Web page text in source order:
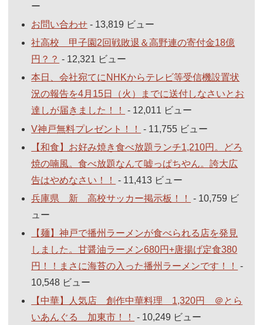
ー
お問い合わせ - 13,819 ビュー
社高校 甲子園2回戦敗退＆高野連の寄付金18億
円？？ - 12,321 ビュー
本日、会社宛てにNHKからテレビ等受信機設置状
況の報告を4月15日（火）までに送付しなさいとお
達しが届きました！！
- 12,011 ビュー
V神戸無料プレゼント！！
- 11,755 ビュー
【和食】お好み焼き食べ放題ランチ1,210円。どろ
焼の喃風。食べ放題なんて嘘っぱちやん。誇大広
告はやめなさい！！
- 11,413 ビュー
兵庫県 新 高校サッカー掲示板！！
- 10,759 ビ
ュー
【麺】神戸で播州ラーメンが食べられる店を発見
しました。甘醤油ラーメン680円+唐揚げ定食380
円！！まさに海苔の入った播州ラーメンです！！
-
10,548 ビュー
【中華】人気店 創作中華料理 1,320円 ＠とら
いあんぐる 加東市！！
- 10,249 ビュー